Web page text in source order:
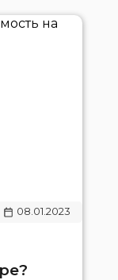
08.01.2023